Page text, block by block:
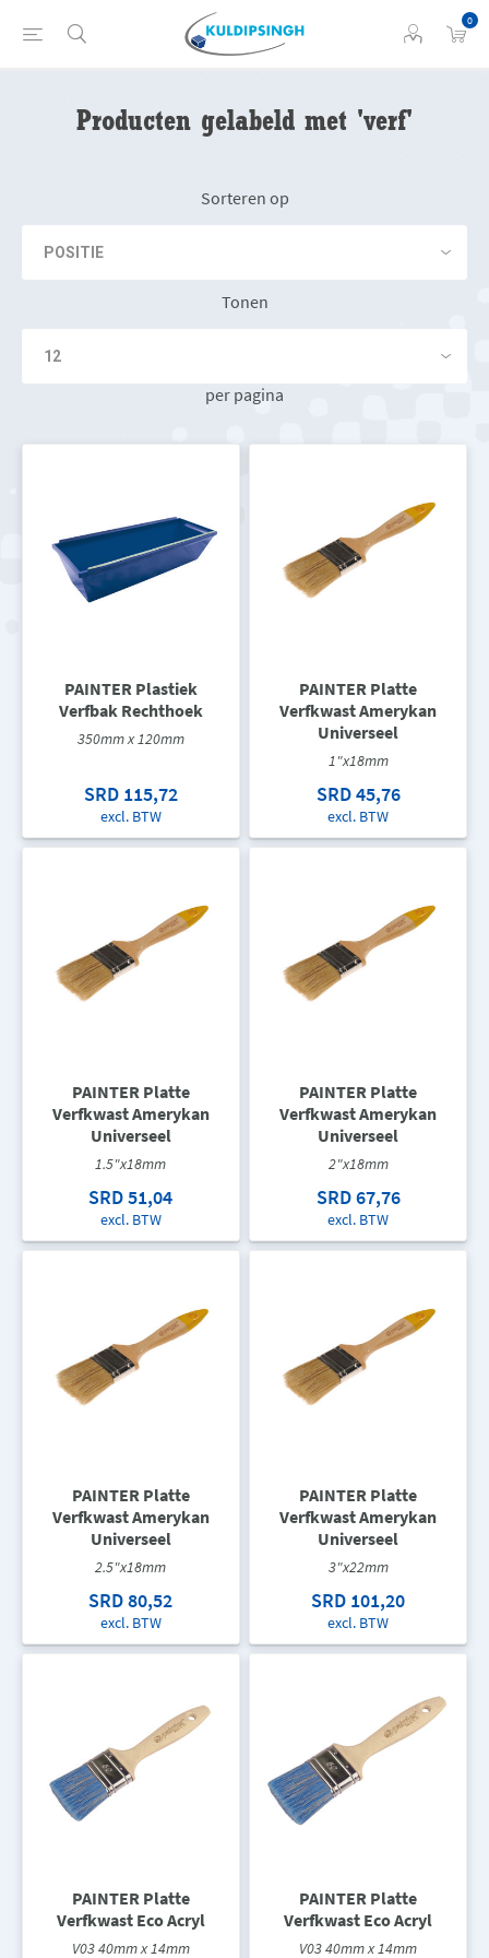
0
Producten gelabeld met 'verf'
Sorteren op
Tonen
per pagina
PAINTER Plastiek
Verfbak Rechthoek
350mm x 120mm
SRD 115,72
excl. BTW
PAINTER Platte
Verfkwast Amerykan
Universeel
1"x18mm
SRD 45,76
excl. BTW
PAINTER Platte
Verfkwast Amerykan
Universeel
1.5"x18mm
SRD 51,04
excl. BTW
PAINTER Platte
Verfkwast Amerykan
Universeel
2"x18mm
SRD 67,76
excl. BTW
PAINTER Platte
Verfkwast Amerykan
Universeel
2.5"x18mm
SRD 80,52
excl. BTW
PAINTER Platte
Verfkwast Amerykan
Universeel
3"x22mm
SRD 101,20
excl. BTW
PAINTER Platte
Verfkwast Eco Acryl
V03 40mm x 14mm
PAINTER Platte
Verfkwast Eco Acryl
V03 40mm x 14mm